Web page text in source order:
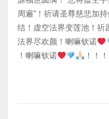
周遍”！祈请圣尊慈悲加
结！虚空法界变莲池！祈
法界尽欢颜！喇嘛钦诺
！喇嘛钦诺
！！！